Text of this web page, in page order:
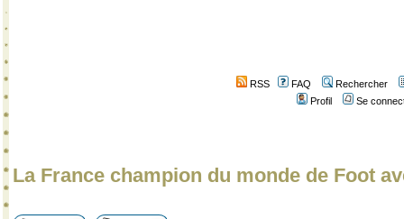
RSS FAQ
Rechercher
Profil
Se
La France champion du monde de Foot